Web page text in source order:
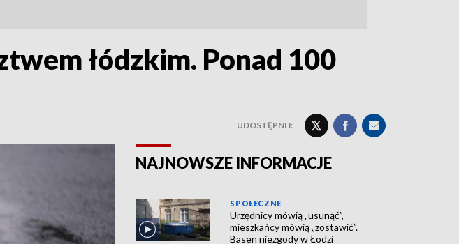
łódzkim. Ponad 100
UDOSTĘPNIJ:
NAJNOWSZE INFORMACJE
SPOŁECZNE
Urzędnicy mówią „usunąć”,
mieszkańcy mówią „zostawić”.
Basen niezgody w Łodzi